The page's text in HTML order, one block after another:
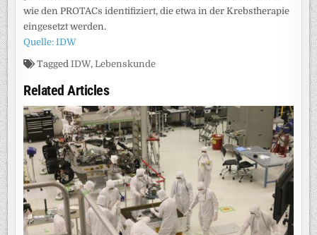
wie den PROTACs identifiziert, die etwa in der Krebstherapie
eingesetzt werden.
Quelle: IDW
TaggedIDW,Lebenskunde
Related Articles